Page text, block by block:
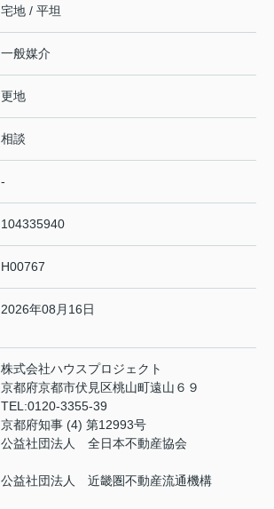
宅地 / 平坦
一般媒介
更地
相談
-
104335940
H00767
2026年08月16日
株式会社ハウスプロジェクト
京都府京都市伏見区桃山町遠山６９
TEL:0120-3355-39
京都府知事 (4) 第12993号
公益社団法人 全日本不動産協会
公益社団法人 近畿圏不動産流通機構